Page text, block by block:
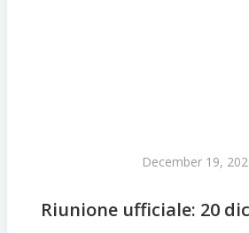
December 19,
Riunione ufficiale: 20